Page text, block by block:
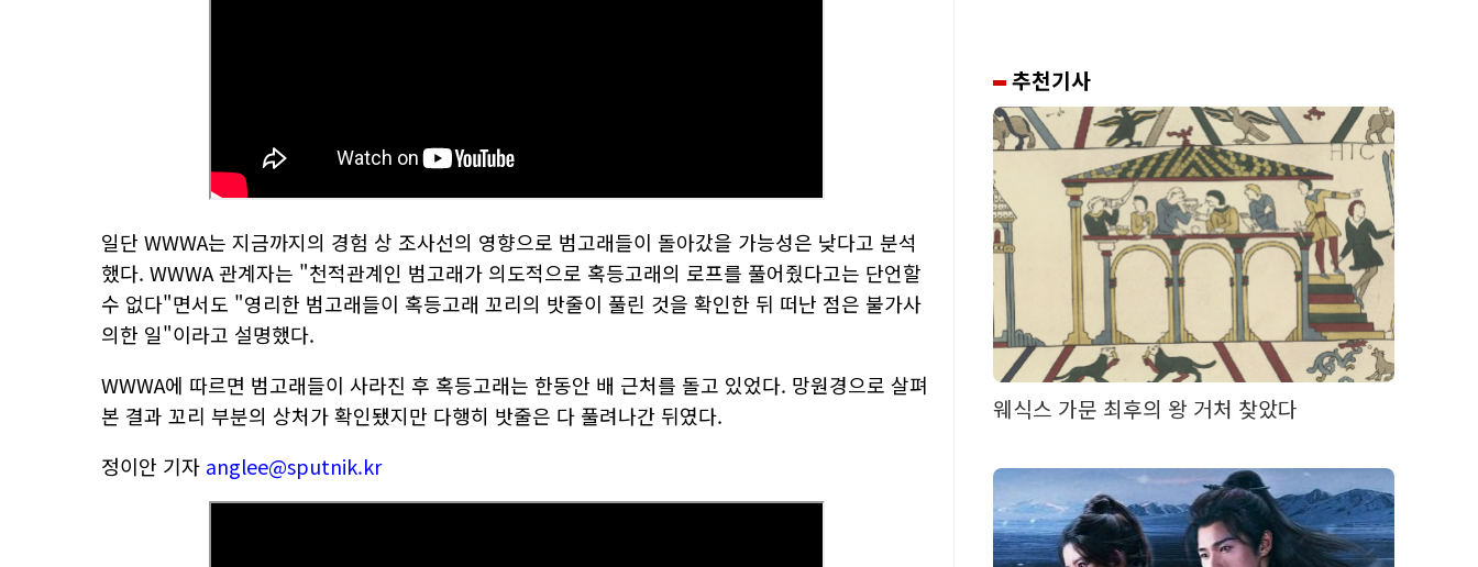
일단 WWWA는 지금까지의 경험 상 조사선의 영향으로 범고래들이 돌아갔을 가능성은 낮다고 분석
했다. WWWA 관계자는 "천적관계인 범고래가 의도적으로 혹등고래의 로프를 풀어줬다고는 단언할
수 없다"면서도 "영리한 범고래들이 혹등고래 꼬리의 밧줄이 풀린 것을 확인한 뒤 떠난 점은 불가사
의한 일"이라고 설명했다.
WWWA에 따르면 범고래들이 사라진 후 혹등고래는 한동안 배 근처를 돌고 있었다. 망원경으로 살펴
본 결과 꼬리 부분의 상처가 확인됐지만 다행히 밧줄은 다 풀려나간 뒤였다.
정이안 기자 anglee@sputnik.kr
추천기사
웨식스 가문 최후의 왕 거처 찾았다